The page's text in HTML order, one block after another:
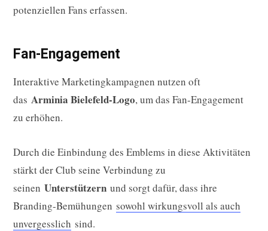
potenziellen Fans erfassen.
Fan-Engagement
Interaktive Marketingkampagnen nutzen oft
das Arminia Bielefeld-Logo, um das Fan-Engagement
zu erhöhen.
Durch die Einbindung des Emblems in diese Aktivitäten
stärkt der Club seine Verbindung zu
seinen Unterstützern und sorgt dafür, dass ihre
Branding-Bemühungen sowohl wirkungsvoll als auch
unvergesslich sind.